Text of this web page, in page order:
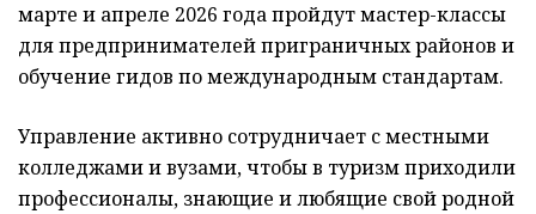
марте и апреле 2026 года пройдут мастер-классы
для предпринимателей приграничных районов и
обучение гидов по международным стандартам.
Управление активно сотрудничает с местными
колледжами и вузами, чтобы в туризм приходили
профессионалы, знающие и любящие свой родной